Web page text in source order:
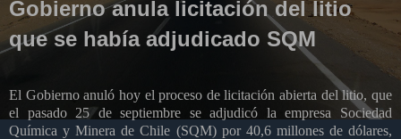
Gobierno anula licitación del litio
que se había adjudicado SQM
El Gobierno anuló hoy el proceso de licitación abierta del litio, que
el pasado 25 de septiembre se adjudicó la empresa Sociedad
Química y Minera de Chile (SQM) por 40,6 millones de dólares,